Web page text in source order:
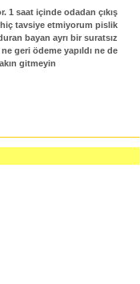
1 saat içinde odadan çıkış
hiç tavsiye etmiyorum pislik
bayan ayrı bir suratsız
geri ödeme yapıldı ne de
gitmeyin